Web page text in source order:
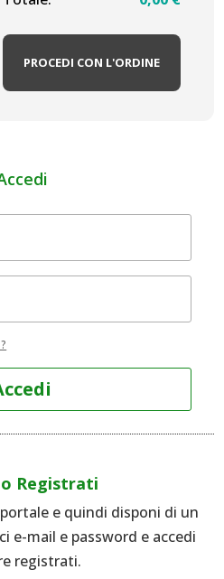
PROCEDI CON L'ORDINE
o Registrati
e quindi disponi di un
e-mail e password e accedi
registrati.